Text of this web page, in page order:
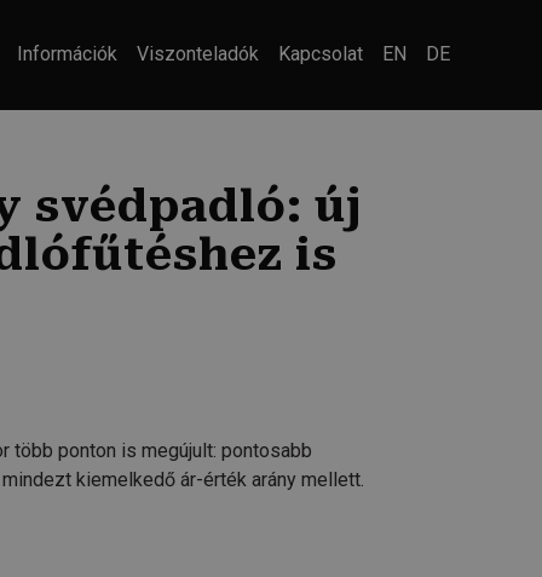
Információk Viszonteladók Kapcsolat EN DE
svédpadló: új
is
ponton is megújult: pontosabb
kiemelkedő ár-érték arány mellett.